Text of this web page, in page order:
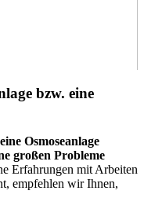
bzw. eine
Osmoseanlage
großen Probleme
Erfahrungen mit Arbeiten
empfehlen wir Ihnen,